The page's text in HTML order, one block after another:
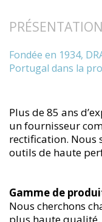
Fondée en 1934,
Portugal dans la
Plus de 85 ans
un fournisseur
rectification. Nous
outils de haute
Gamme de
Nous cherchons
plus haute